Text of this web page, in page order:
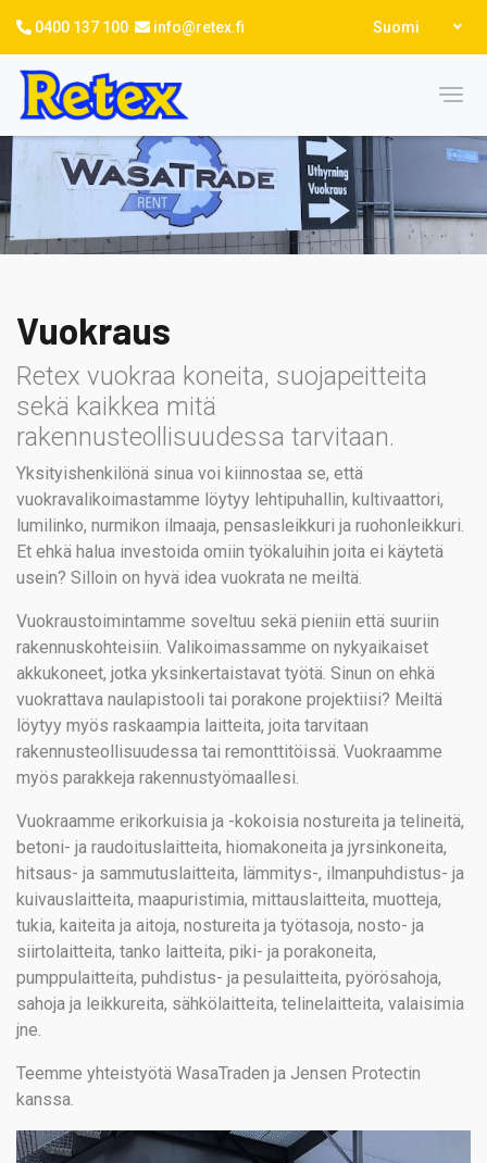
pääsisältöön
0400 137 100 info@retex.fi
your
Suomi
Vuokraus
Retex vuokraa koneita, suojapeitteita
sekä kaikkea mitä
rakennusteollisuudessa tarvitaan.
Yksityishenkilönä sinua voi kiinnostaa se, että
vuokravalikoimastamme löytyy lehtipuhallin, kultivaattori,
lumilinko, nurmikon ilmaaja, pensasleikkuri ja ruohonleikkuri.
Et ehkä halua investoida omiin työkaluihin joita ei käytetä
usein? Silloin on hyvä idea vuokrata ne meiltä.
Vuokraustoimintamme soveltuu sekä pieniin että suuriin
rakennuskohteisiin. Valikoimassamme on nykyaikaiset
akkukoneet, jotka yksinkertaistavat työtä. Sinun on ehkä
vuokrattava naulapistooli tai porakone projektiisi? Meiltä
löytyy myös raskaampia laitteita, joita tarvitaan
rakennusteollisuudessa tai remonttitöissä. Vuokraamme
myös parakkeja rakennustyömaallesi.
Vuokraamme erikorkuisia ja -kokoisia nostureita ja telineitä,
betoni- ja raudoituslaitteita, hiomakoneita ja jyrsinkoneita,
hitsaus- ja sammutuslaitteita, lämmitys-, ilmanpuhdistus- ja
kuivauslaitteita, maapuristimia, mittauslaitteita, muotteja,
tukia, kaiteita ja aitoja, nostureita ja työtasoja, nosto- ja
siirtolaitteita, tanko laitteita, piki- ja porakoneita,
pumppulaitteita, puhdistus- ja pesulaitteita, pyörösahoja,
sahoja ja leikkureita, sähkölaitteita, telinelaitteita, valaisimia
jne.
Teemme yhteistyötä WasaTraden ja Jensen Protectin
kanssa.